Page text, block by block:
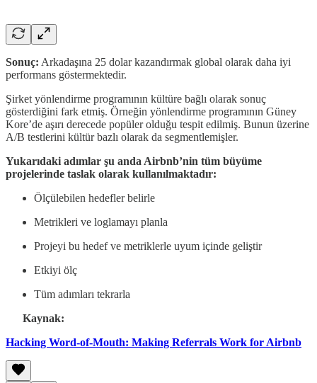
Sonuç: Arkadaşına 25 dolar kazandırmak global olarak daha iyi
performans göstermektedir.
Şirket yönlendirme programının kültüre bağlı olarak sonuç
gösterdiğini fark etmiş. Örneğin yönlendirme programının Güney
Kore’de aşırı derecede popüler olduğu tespit edilmiş. Bunun üzerine
A/B testlerini kültür bazlı olarak da segmentlemişler.
Yukarıdaki adımlar şu anda Airbnb’nin tüm büyüme
projelerinde taslak olarak kullanılmaktadır:
Ölçülebilen hedefler belirle
Metrikleri ve loglamayı planla
Projeyi bu hedef ve metriklerle uyum içinde geliştir
Etkiyi ölç
Tüm adımları tekrarla
Kaynak:
Hacking Word-of-Mouth: Making Referrals Work for Airbnb